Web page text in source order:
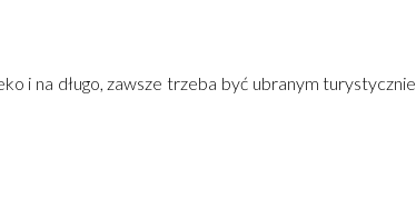
i na długo, zawsze trzeba być ubranym turystycznie